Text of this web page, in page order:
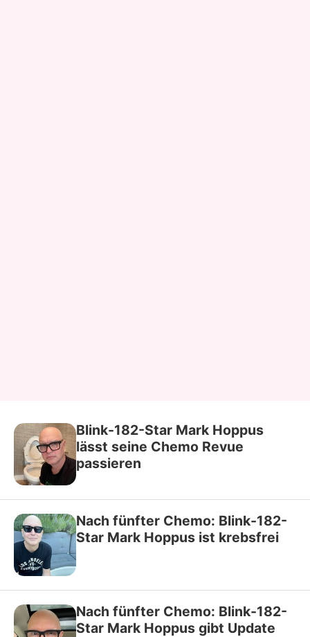
Blink-182-Star Mark Hoppus
lässt seine Chemo Revue
passieren
Nach fünfter Chemo: Blink-182-
Star Mark Hoppus ist krebsfrei
Nach fünfter Chemo: Blink-182-
Star Mark Hoppus gibt Update